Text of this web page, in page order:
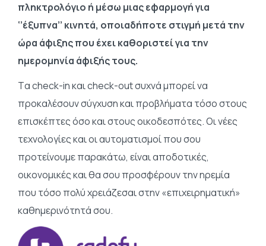
πληκτρολόγιο ή μέσω μιας εφαρμογή για
‘’έξυπνα’’ κινητά, οποιαδήποτε στιγμή μετά την
ώρα άφιξης που έχει καθοριστεί για την
ημερομηνία άφιξής τους.
Tα check-in και check-out συχνά μπορεί να
προκαλέσουν σύγχυση και προβλήματα τόσο στους
επισκέπτες όσο και στους οικοδεσπότες. Οι νέες
τεχνολογίες και οι αυτοματισμοί που σου
προτείνουμε παρακάτω, είναι αποδοτικές,
οικονομικές και θα σου προσφέρουν την ηρεμία
που τόσο πολύ χρειάζεσαι στην «επιχειρηματική»
καθημερινότητά σου.